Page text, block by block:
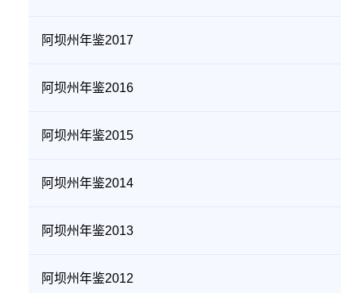
阿坝州年鉴2017
阿坝州年鉴2016
阿坝州年鉴2015
阿坝州年鉴2014
阿坝州年鉴2013
阿坝州年鉴2012